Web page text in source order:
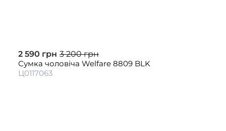
2 590 грн 3 200 грн
Сумка чоловіча Welfare 8809 BLK
Ц0117063